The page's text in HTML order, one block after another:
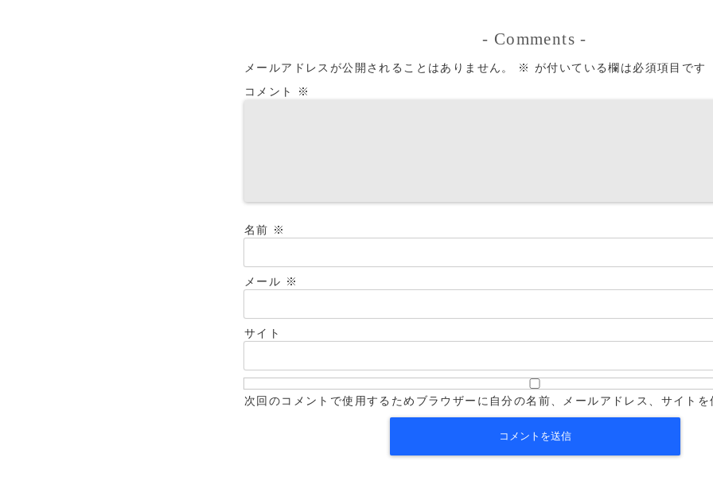
- Comments -
メールアドレスが公開されることはありません。 ※ が付いている欄は必須項目です
コメント
※
名前 ※
メール ※
サイト
次回のコメントで使用するためブラウザーに自分の名前、メールアドレス、サイトを